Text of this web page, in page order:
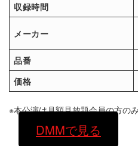
収録時間
メーカー
品番
価格
※本公演は月額見放題会員の方の
DMMで見る